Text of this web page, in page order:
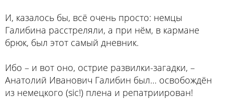
И, казалось бы, всё очень просто: немцы
Галибина расстреляли, а при нём, в кармане
брюк, был этот самый дневник.
Ибо – и вот оно, острие развилки-загадки, –
Анатолий Иванович Галибин был… освобождён
из немецкого (sic!) плена и репатриирован!